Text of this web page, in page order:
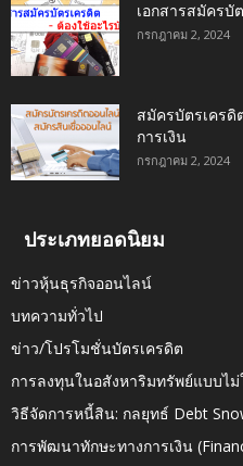
เอกสารสมัครบั
กรกฎาคม 2, 2024
สมัครบัตรเครดิ
การเงิน
กรกฎาคม 2, 2024
ประเภทยอดนิยม
ข่าวหุ้นธุรกิจออนไลน์
บทความทั่วไป
ข่าว/โปรโมชั่นบัตรเครดิต
การลงทุนในอสังหาริมทรัพย์แบบไม่
วิธีจัดการหนี้สิน: กลยุทธ์ Debt
การพัฒนาทักษะทางการเงิน